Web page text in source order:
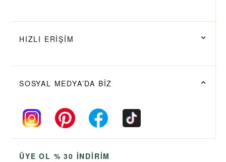
HIZLI ERİŞİM
SOSYAL MEDYA’DA BİZ
ÜYE OL % 30 İNDİRİM